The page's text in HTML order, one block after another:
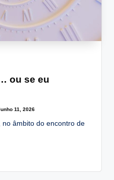
ou se eu
11, 2026
no âmbito do encontro de